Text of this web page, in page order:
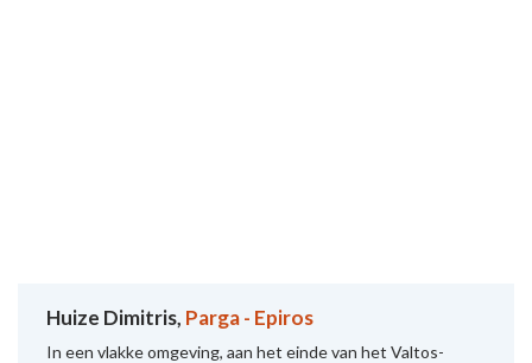
Huize Dimitris, Parga - Epiros
In een vlakke omgeving, aan het einde van het Valtos-